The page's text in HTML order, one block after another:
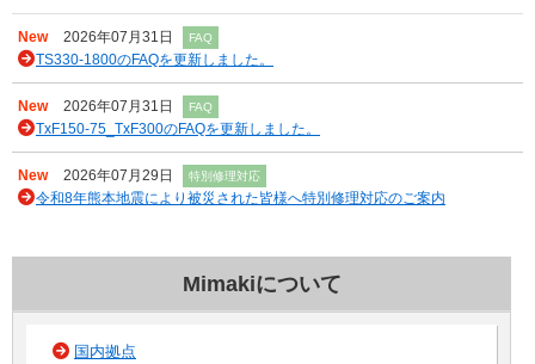
New 2026年07月31日 FAQ
TS330-1800のFAQを更新しました。
New 2026年07月31日 FAQ
TxF150-75_TxF300のFAQを更新しました。
New 2026年07月29日 特別修理対応
令和8年熊本地震により被災された皆様へ特別修理対応のご案内
Mimakiについて
国内拠点